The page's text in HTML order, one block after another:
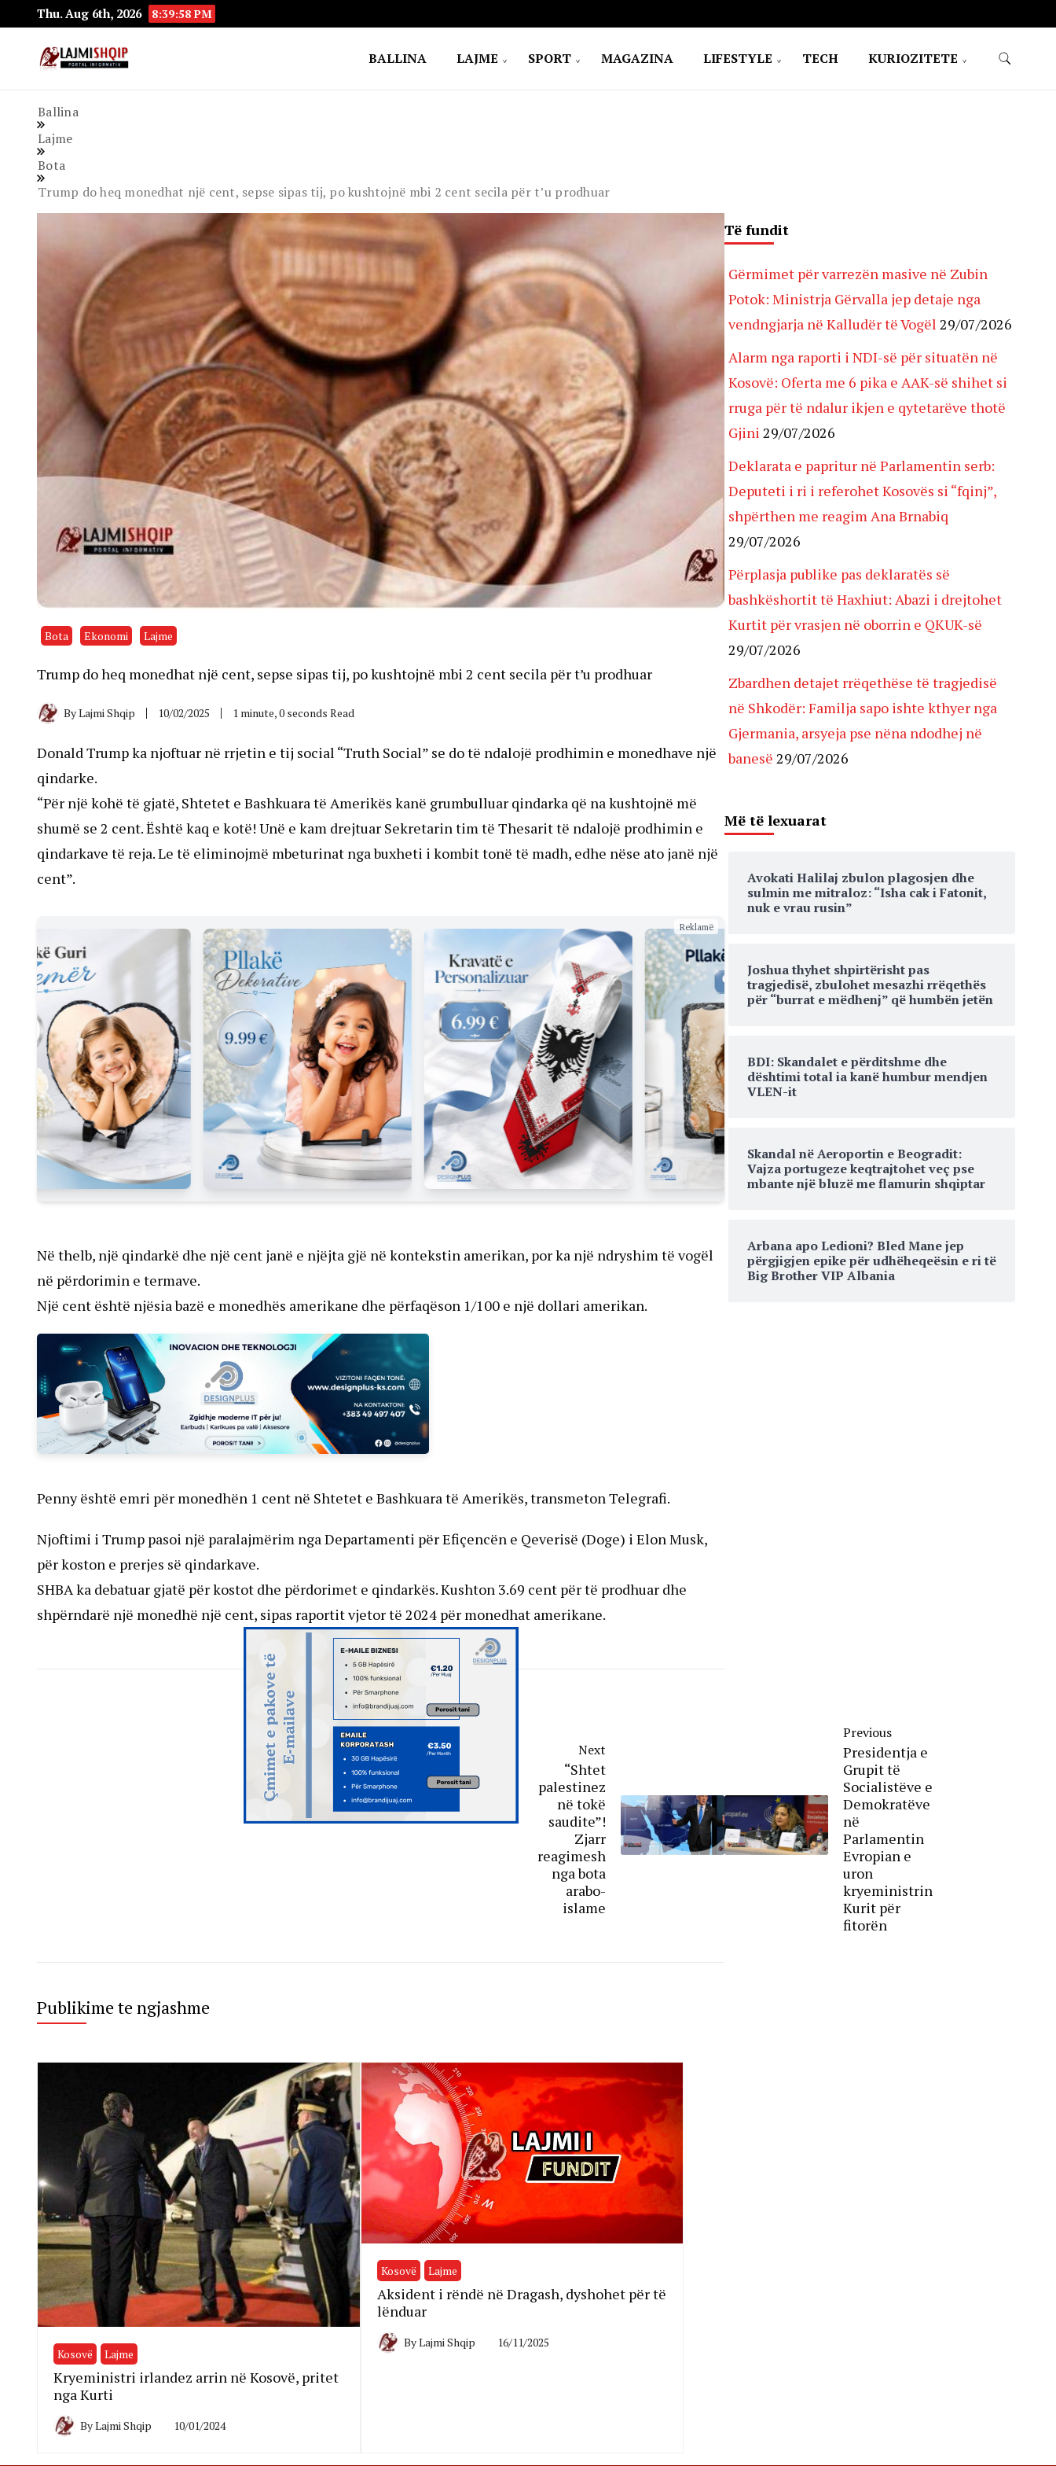
Thu. Aug 6th, 2026 8:39:59 PM
BALLINA LAJME SPORT MAGAZINA LIFESTYLE TECH KURIOZITETE
Ballina
Lajme
Bota
Trump do heq monedhat një cent, sepse sipas tij, po kushtojnë mbi 2 cent secila për t’u prodhuar
Bota Ekonomi Lajme
Trump do heq monedhat një cent, sepse sipas tij, po kushtojnë mbi 2 cent secila për t’u prodhuar
ByLajmi Shqip 10/02/2025 1 minute, 0 seconds Read
Donald Trump ka njoftuar në rrjetin e tij social “Truth Social” se do të ndalojë prodhimin e monedhave një
qindarke.
“Për një kohë të gjatë, Shtetet e Bashkuara të Amerikës kanë grumbulluar qindarka që na kushtojnë më
shumë se 2 cent. Është kaq e kotë! Unë e kam drejtuar Sekretarin tim të Thesarit të ndalojë prodhimin e
qindarkave të reja. Le të eliminojmë mbeturinat nga buxheti i kombit tonë të madh, edhe nëse ato janë një
cent”.
Reklamë
Në thelb, një qindarkë dhe një cent janë e njëjta gjë në kontekstin amerikan, por ka një ndryshim të vogël
në përdorimin e termave.
Një cent është njësia bazë e monedhës amerikane dhe përfaqëson 1/100 e një dollari amerikan.
Penny është emri për monedhën 1 cent në Shtetet e Bashkuara të Amerikës, transmeton Telegrafi.
Njoftimi i Trump pasoi një paralajmërim nga Departamenti për Efiçencën e Qeverisë (Doge) i Elon Musk,
për koston e prerjes së qindarkave.
SHBA ka debatuar gjatë për kostot dhe përdorimet e qindarkës. Kushton 3.69 cent për të prodhuar dhe
shpërndarë një monedhë një cent, sipas raportit vjetor të 2024 për monedhat amerikane.
Previous
Presidentja e
Grupit të
Socialistëve e
Demokratëve
në
Parlamentin
Evropian e
uron
kryeministrin
Kurit për
fitorën
Next
“Shtet
palestinez
në tokë
saudite”!
Zjarr
reagimesh
nga bota
arabo-
islame
Publikime te ngjashme
Kosovë Lajme
Kryeministri irlandez arrin në Kosovë, pritet
nga Kurti
ByLajmi Shqip 10/01/2024
Kosovë Lajme
Aksident i rëndë në Dragash, dyshohet për të
lënduar
ByLajmi Shqip 16/11/2025
Të fundit
Gërmimet për varrezën masive në Zubin
Potok: Ministrja Gërvalla jep detaje nga
vendngjarja në Kalludër të Vogël 29/07/2026
Alarm nga raporti i NDI-së për situatën në
Kosovë: Oferta me 6 pika e AAK-së shihet si
rruga për të ndalur ikjen e qytetarëve thotë
Gjini 29/07/2026
Deklarata e papritur në Parlamentin serb:
Deputeti i ri i referohet Kosovës si “fqinj”,
shpërthen me reagim Ana Brnabiq
29/07/2026
Përplasja publike pas deklaratës së
bashkëshortit të Haxhiut: Abazi i drejtohet
Kurtit për vrasjen në oborrin e QKUK-së
29/07/2026
Zbardhen detajet rrëqethëse të tragjedisë
në Shkodër: Familja sapo ishte kthyer nga
Gjermania, arsyeja pse nëna ndodhej në
banesë 29/07/2026
Më të lexuarat
Avokati Halilaj zbulon plagosjen dhe
sulmin me mitraloz: “Isha cak i Fatonit,
nuk e vrau rusin”
Joshua thyhet shpirtërisht pas
tragjedisë, zbulohet mesazhi rrëqethës
për “burrat e mëdhenj” që humbën jetën
BDI: Skandalet e përditshme dhe
dështimi total ia kanë humbur mendjen
VLEN-it
Skandal në Aeroportin e Beogradit:
Vajza portugeze keqtrajtohet veç pse
mbante një bluzë me flamurin shqiptar
Arbana apo Ledioni? Bled Mane jep
përgjigjen epike për udhëheqeësin e ri të
Big Brother VIP Albania